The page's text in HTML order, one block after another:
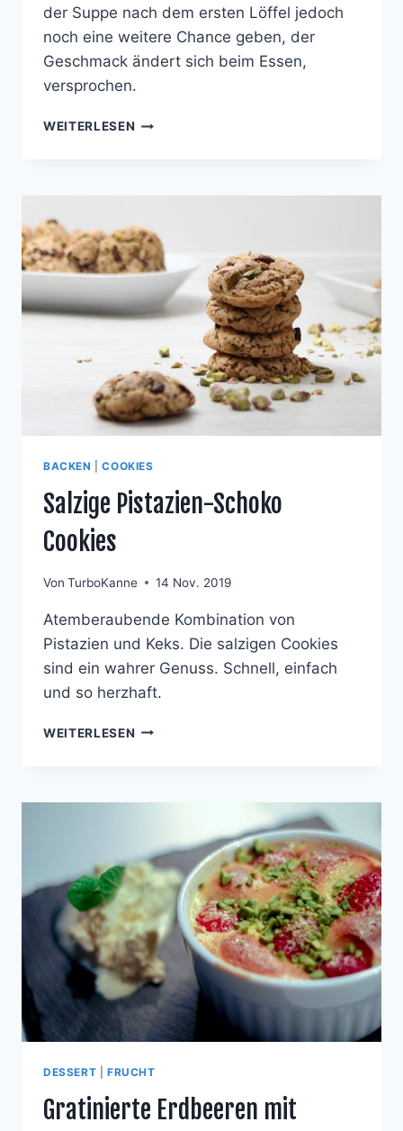
der Suppe nach dem ersten Löffel jedoch
noch eine weitere Chance geben, der
Geschmack ändert sich beim Essen,
versprochen.
WEITERLESEN WESTFÄLISCHE
BACKEN |COOKIES
Salzige Pistazien-Schoko
Cookies
Von TurboKanne 14 Nov. 2019
Atemberaubende Kombination von
Pistazien und Keks. Die salzigen Cookies
sind ein wahrer Genuss. Schnell, einfach
und so herzhaft.
WEITERLESEN SALZIGE
DESSERT FRUCHT
Gratinierte Erdbeeren mit